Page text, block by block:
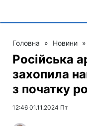
Головна » Новини »
Російська
захопила
з початку
12:46 01.11.2024 Пт